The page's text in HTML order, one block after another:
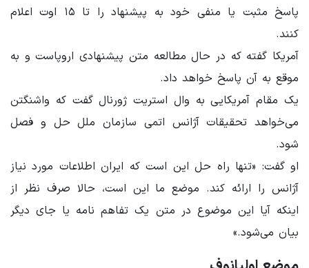
پاسخ مثبت یا منفی خود به پیشنهاد را تا ۱۵ اوت اعلام
کنند.
آمریکا گفته که در حال مطالعه متن پیشنهادی اروپاست و به
موقع به آن پاسخ خواهد داد.
یک مقام آمریکایی به وال استریت ژورنال گفت که واشنگتن
می‌خواهد تحقیقات آژانس اتمی سازمان ملل حل و فصل
شود.
او گفت: «تنها راه حل این است که ایران اطلاعات مورد نیاز
آژانس را ارائه کند. موضع ما این است، حالا صرف نظر از
اینکه آیا این موضوع در متن یک تفاهم نامه یا جای دیگر
بیان می‌شود.»